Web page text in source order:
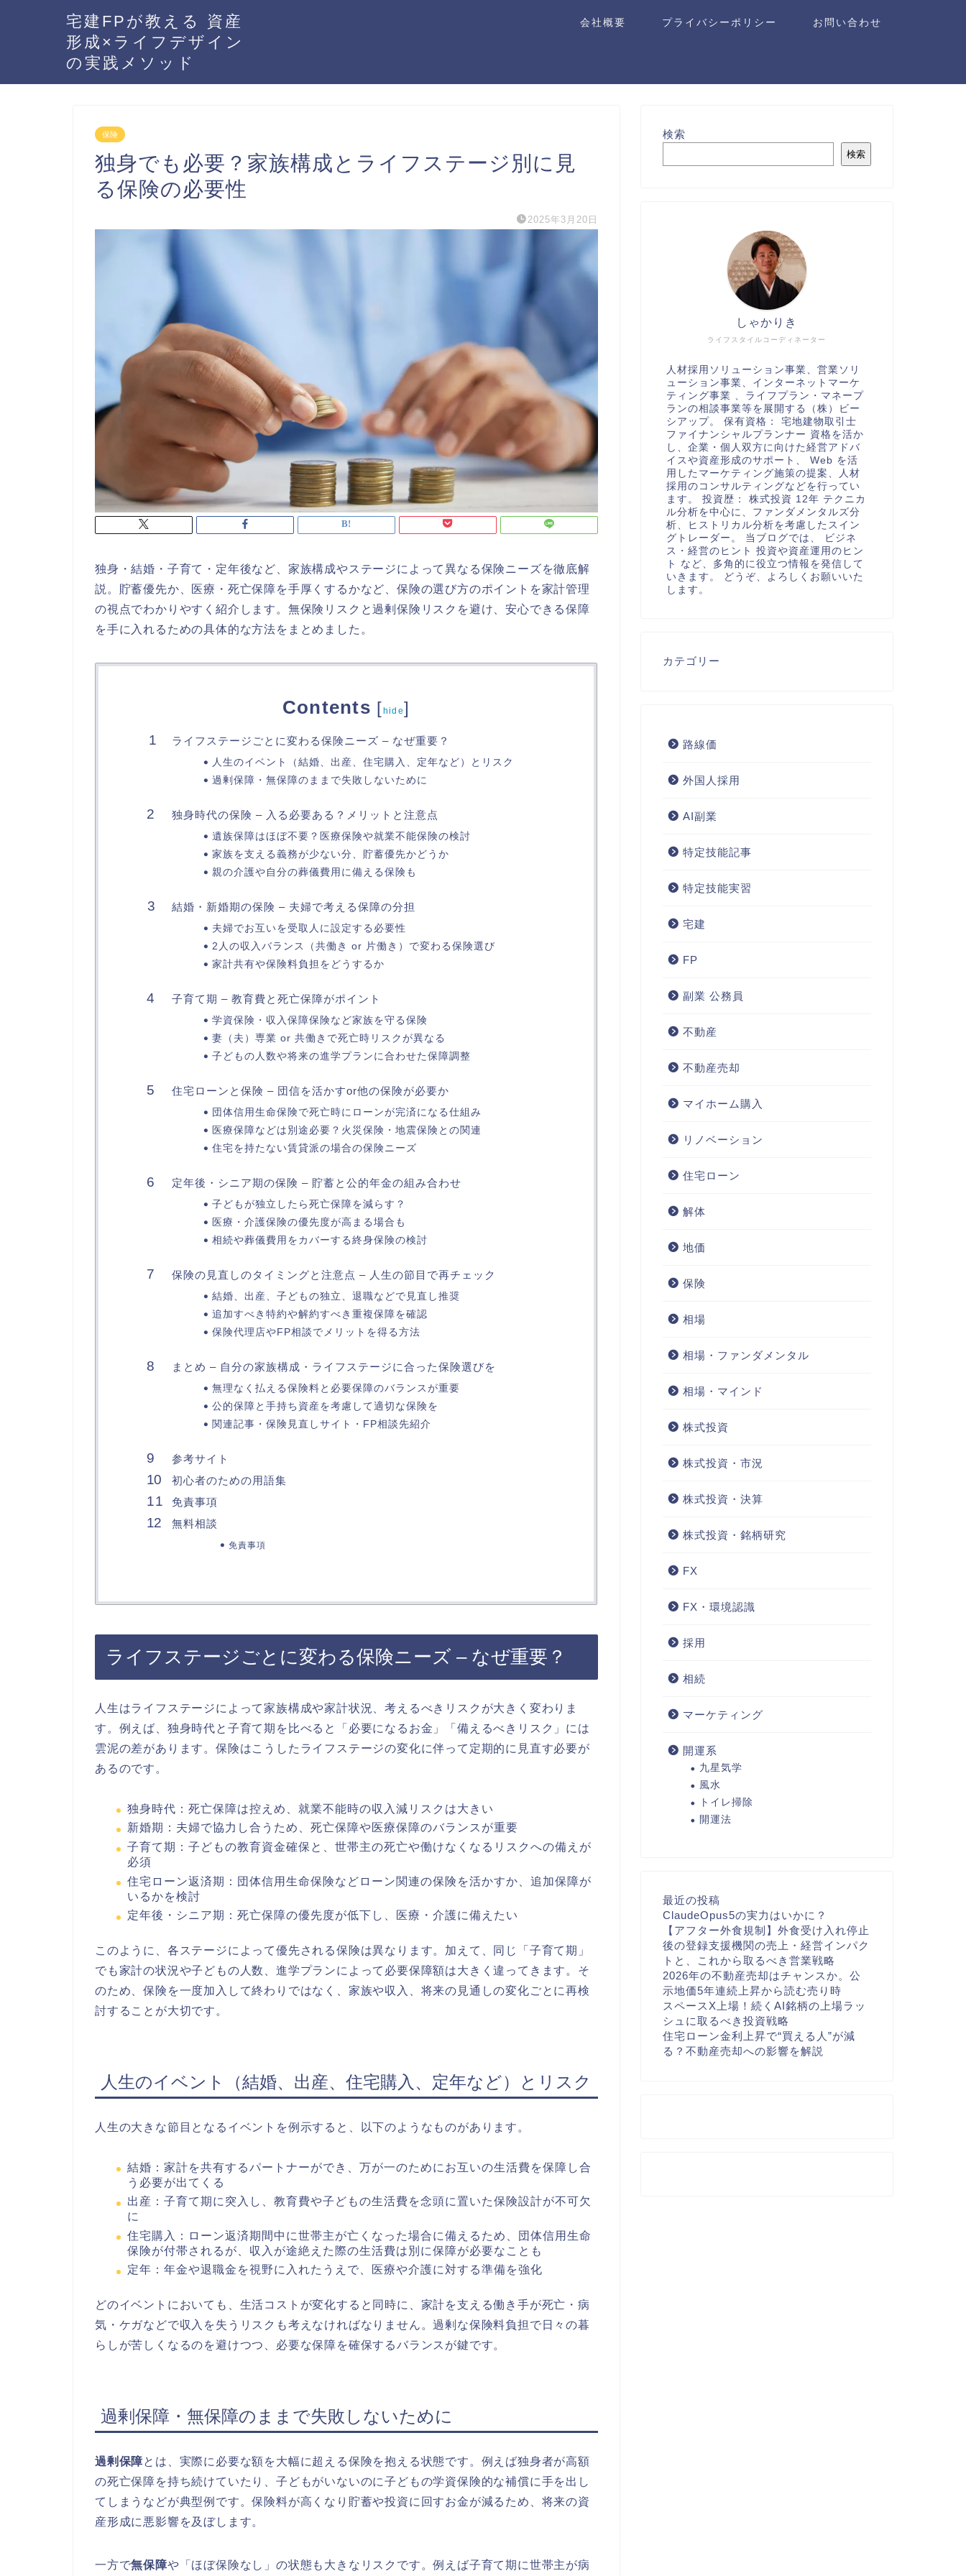
宅建FPが教える 資産
形成×ライフデザイン
の実践メソッド
会社概要 プライバシーポリシー お問い合わせ
保険
独身でも必要？家族構成とライフステージ別に見
る保険の必要性
2025年3月20日
独身・結婚・子育て・定年後など、家族構成やステージによって異なる保険ニーズを徹底解
説。貯蓄優先か、医療・死亡保障を手厚くするかなど、保険の選び方のポイントを家計管理
の視点でわかりやすく紹介します。無保険リスクと過剰保険リスクを避け、安心できる保障
を手に入れるための具体的な方法をまとめました。
Contents [hide]
ライフステージごとに変わる保険ニーズ – なぜ重要？
人生のイベント（結婚、出産、住宅購入、定年など）とリスク
過剰保障・無保障のままで失敗しないために
独身時代の保険 – 入る必要ある？メリットと注意点
遺族保障はほぼ不要？医療保険や就業不能保険の検討
家族を支える義務が少ない分、貯蓄優先かどうか
親の介護や自分の葬儀費用に備える保険も
結婚・新婚期の保険 – 夫婦で考える保障の分担
夫婦でお互いを受取人に設定する必要性
2人の収入バランス（共働き or 片働き）で変わる保険選び
家計共有や保険料負担をどうするか
子育て期 – 教育費と死亡保障がポイント
学資保険・収入保障保険など家族を守る保険
妻（夫）専業 or 共働きで死亡時リスクが異なる
子どもの人数や将来の進学プランに合わせた保障調整
住宅ローンと保険 – 団信を活かすor他の保険が必要か
団体信用生命保険で死亡時にローンが完済になる仕組み
医療保障などは別途必要？火災保険・地震保険との関連
住宅を持たない賃貸派の場合の保険ニーズ
定年後・シニア期の保険 – 貯蓄と公的年金の組み合わせ
子どもが独立したら死亡保障を減らす？
医療・介護保険の優先度が高まる場合も
相続や葬儀費用をカバーする終身保険の検討
保険の見直しのタイミングと注意点 – 人生の節目で再チェック
結婚、出産、子どもの独立、退職などで見直し推奨
追加すべき特約や解約すべき重複保障を確認
保険代理店やFP相談でメリットを得る方法
まとめ – 自分の家族構成・ライフステージに合った保険選びを
無理なく払える保険料と必要保障のバランスが重要
公的保障と手持ち資産を考慮して適切な保険を
関連記事・保険見直しサイト・FP相談先紹介
参考サイト
初心者のための用語集
免責事項
無料相談
免責事項
ライフステージごとに変わる保険ニーズ – なぜ重要？
人生はライフステージによって家族構成や家計状況、考えるべきリスクが大きく変わりま
す。例えば、独身時代と子育て期を比べると「必要になるお金」「備えるべきリスク」には
雲泥の差があります。保険はこうしたライフステージの変化に伴って定期的に見直す必要が
あるのです。
独身時代：死亡保障は控えめ、就業不能時の収入減リスクは大きい
新婚期：夫婦で協力し合うため、死亡保障や医療保障のバランスが重要
子育て期：子どもの教育資金確保と、世帯主の死亡や働けなくなるリスクへの備えが
必須
住宅ローン返済期：団体信用生命保険などローン関連の保険を活かすか、追加保障が
いるかを検討
定年後・シニア期：死亡保障の優先度が低下し、医療・介護に備えたい
このように、各ステージによって優先される保険は異なります。加えて、同じ「子育て期」
でも家計の状況や子どもの人数、進学プランによって必要保障額は大きく違ってきます。そ
のため、保険を一度加入して終わりではなく、家族や収入、将来の見通しの変化ごとに再検
討することが大切です。
人生のイベント（結婚、出産、住宅購入、定年など）とリスク
人生の大きな節目となるイベントを例示すると、以下のようなものがあります。
結婚：家計を共有するパートナーができ、万が一のためにお互いの生活費を保障し合
う必要が出てくる
出産：子育て期に突入し、教育費や子どもの生活費を念頭に置いた保険設計が不可欠
に
住宅購入：ローン返済期間中に世帯主が亡くなった場合に備えるため、団体信用生命
保険が付帯されるが、収入が途絶えた際の生活費は別に保障が必要なことも
定年：年金や退職金を視野に入れたうえで、医療や介護に対する準備を強化
どのイベントにおいても、生活コストが変化すると同時に、家計を支える働き手が死亡・病
気・ケガなどで収入を失うリスクも考えなければなりません。過剰な保険料負担で日々の暮
らしが苦しくなるのを避けつつ、必要な保障を確保するバランスが鍵です。
過剰保障・無保障のままで失敗しないために
過剰保障とは、実際に必要な額を大幅に超える保険を抱える状態です。例えば独身者が高額
の死亡保障を持ち続けていたり、子どもがいないのに子どもの学資保険的な補償に手を出し
てしまうなどが典型例です。保険料が高くなり貯蓄や投資に回すお金が減るため、将来の資
産形成に悪影響を及ぼします。
一方で無保障や「ほぼ保険なし」の状態も大きなリスクです。例えば子育て期に世帯主が病
検索
検索
ライフスタイルコーディネーター
しゃかりき
人材採用ソリューション事業、営業ソリ
ューション事業、インターネットマーケ
ティング事業 、ライフプラン・マネープ
ランの相談事業等を展開する（株）ビー
シアップ。 保有資格： 宅地建物取引士
ファイナンシャルプランナー 資格を活か
し、企業・個人双方に向けた経営アドバ
イスや資産形成のサポート、 Web を活
用したマーケティング施策の提案、人材
採用のコンサルティングなどを行ってい
ます。 投資歴： 株式投資 12年 テクニカ
ル分析を中心に、ファンダメンタルズ分
析、ヒストリカル分析を考慮したスイン
グトレーダー。 当ブログでは、 ビジネ
ス・経営のヒント 投資や資産運用のヒン
ト など、多角的に役立つ情報を発信して
いきます。 どうぞ、よろしくお願いいた
します。
カテゴリー
路線価
外国人採用
AI副業
特定技能記事
特定技能実習
宅建
FP
副業 公務員
不動産
不動産売却
マイホーム購入
リノベーション
住宅ローン
解体
地価
保険
相場
相場・ファンダメンタル
相場・マインド
株式投資
株式投資・市況
株式投資・決算
株式投資・銘柄研究
FX
FX・環境認識
採用
相続
マーケティング
開運系
九星気学
風水
トイレ掃除
開運法
最近の投稿
ClaudeOpus5の実力はいかに？
【アフター外食規制】外食受け入れ停止
後の登録支援機関の売上・経営インパク
トと、これから取るべき営業戦略
2026年の不動産売却はチャンスか。公
示地価5年連続上昇から読む売り時
スペースX上場！続くAI銘柄の上場ラッ
シュに取るべき投資戦略
住宅ローン金利上昇で“買える人”が減
る？不動産売却への影響を解説